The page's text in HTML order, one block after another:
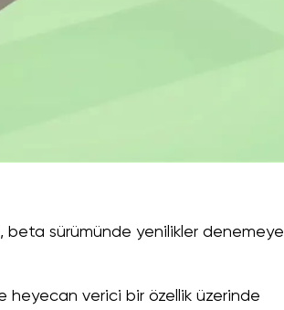
, beta sürümünde yenilikler denemeye
heyecan verici bir özellik üzerinde